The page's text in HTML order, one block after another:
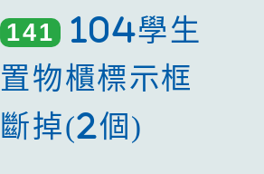
141
104學生
置物櫃標示框
斷掉(2個)